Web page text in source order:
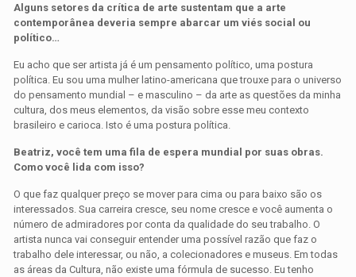
Alguns setores da crítica de arte sustentam que a arte
contemporânea deveria sempre abarcar um viés social ou
político…
Eu acho que ser artista já é um pensamento político, uma postura
política. Eu sou uma mulher latino-americana que trouxe para o universo
do pensamento mundial – e masculino – da arte as questões da minha
cultura, dos meus elementos, da visão sobre esse meu contexto
brasileiro e carioca. Isto é uma postura política.
Beatriz, você tem uma fila de espera mundial por suas obras.
Como você lida com isso?
O que faz qualquer preço se mover para cima ou para baixo são os
interessados. Sua carreira cresce, seu nome cresce e você aumenta o
número de admiradores por conta da qualidade do seu trabalho. O
artista nunca vai conseguir entender uma possível razão que faz o
trabalho dele interessar, ou não, a colecionadores e museus. Em todas
as áreas da Cultura, não existe uma fórmula de sucesso. Eu tenho